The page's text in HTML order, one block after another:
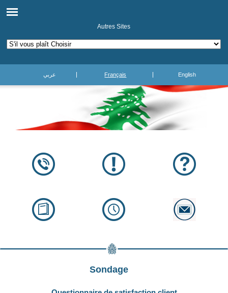
Autres Sites
عربي Français English
Sondage